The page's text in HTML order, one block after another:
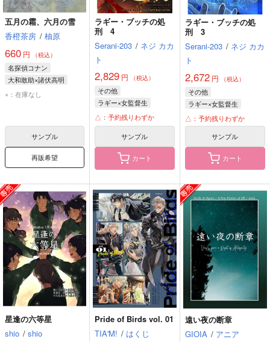
五月の霜、六月の雪
香橙茶房 / 柚原
660 円 （税込）
名探偵コナン
大和敢助×諸伏高明
大和敢助
×：在庫なし
サンプル
再販希望
ラギー・ブッチの処
刑 4
Serani-203 / ネジ カカ
ト
2,829 円 （税込）
その他
ラギー×女監督生
ラギー・ブッチ
女監督生
ジャック・ハウル
△：予約残りわずか
サンプル
カート
ラギー・ブッチの処
刑 3
Serani-203 / ネジ カカ
ト
2,672円 （税込）
その他
ラギー×女監督生
ラギー・ブッチ
女監督生
イデア・シュラウド
△：予約残りわずか
サンプル
カート
星逢の六等星
shio / shio
Pride of Birds vol. 01
TIA'M! / はくじ
遠い夜の断章
GIOIA / アニア